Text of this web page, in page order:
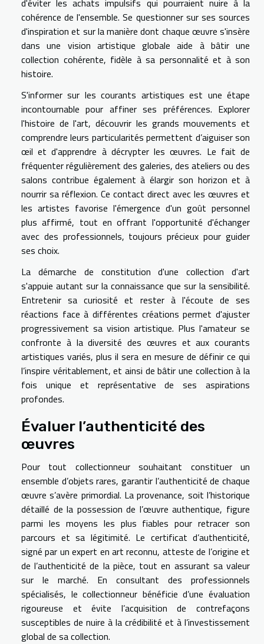
cohérence de l'ensemble. Se questionner sur ses sources
d'inspiration et sur la manière dont chaque œuvre s'insère
dans une vision artistique globale aide à bâtir une
collection cohérente, fidèle à sa personnalité et à son
histoire.
S'informer sur les courants artistiques est une étape
incontournable pour affiner ses préférences. Explorer
l'histoire de l'art, découvrir les grands mouvements et
comprendre leurs particularités permettent d’aiguiser son
œil et d'apprendre à décrypter les œuvres. Le fait de
fréquenter régulièrement des galeries, des ateliers ou des
salons contribue également à élargir son horizon et à
nourrir sa réflexion. Ce contact direct avec les œuvres et
les artistes favorise l'émergence d'un goût personnel
plus affirmé, tout en offrant l'opportunité d'échanger
avec des professionnels, toujours précieux pour guider
ses choix.
La démarche de constitution d'une collection d'art
s'appuie autant sur la connaissance que sur la sensibilité.
Entretenir sa curiosité et rester à l'écoute de ses
réactions face à différentes créations permet d'ajuster
progressivement sa vision artistique. Plus l'amateur se
confronte à la diversité des œuvres et aux courants
artistiques variés, plus il sera en mesure de définir ce qui
l’inspire véritablement, et ainsi de bâtir une collection à la
fois unique et représentative de ses aspirations
profondes.
Évaluer l’authenticité des
œuvres
Pour tout collectionneur souhaitant constituer un
ensemble d’objets rares, garantir l’authenticité de chaque
œuvre s’avère primordial. La provenance, soit l’historique
détaillé de la possession de l’œuvre authentique, figure
parmi les moyens les plus fiables pour retracer son
parcours et sa légitimité. Le certificat d’authenticité,
signé par un expert en art reconnu, atteste de l’origine et
de l’authenticité de la pièce, tout en assurant sa valeur
sur le marché. En consultant des professionnels
spécialisés, le collectionneur bénéficie d’une évaluation
rigoureuse et évite l’acquisition de contrefaçons
susceptibles de nuire à la crédibilité et à l’investissement
global de sa collection.